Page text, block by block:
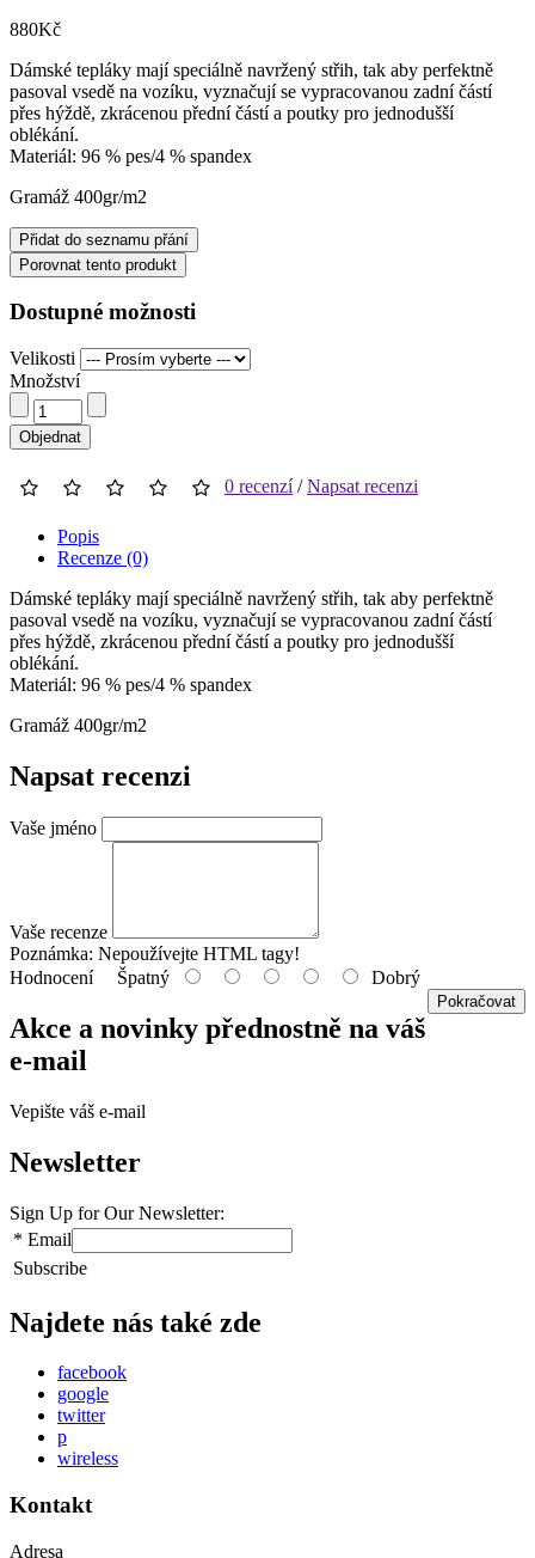
880Kč
Dámské tepláky mají speciálně navržený střih, tak aby perfektně
pasoval vsedě na vozíku, vyznačují se vypracovanou zadní částí
přes hýždě, zkrácenou přední částí a poutky pro jednodušší
oblékání.
Materiál: 96 % pes/4 % spandex
Gramáž 400gr/m2
Přidat do seznamu přání
Porovnat tento produkt
Dostupné možnosti
Velikosti
Množství
Objednat
0 recenzí/Napsat recenzi
Popis
Recenze (0)
Dámské tepláky mají speciálně navržený střih, tak aby perfektně
pasoval vsedě na vozíku, vyznačují se vypracovanou zadní částí
přes hýždě, zkrácenou přední částí a poutky pro jednodušší
oblékání.
Materiál: 96 % pes/4 % spandex
Gramáž 400gr/m2
Napsat recenzi
Vaše jméno
Vaše recenze
Poznámka: Nepoužívejte HTML tagy!
HodnoceníŠpatný Dobrý
Pokračovat
Akce a novinky přednostně na váš
e-mail
Vepište váš e-mail
Newsletter
Sign Up for Our Newsletter:
* Email
Subscribe
Najdete nás také zde
facebook
google
twitter
p
wireless
Kontakt
Adresa